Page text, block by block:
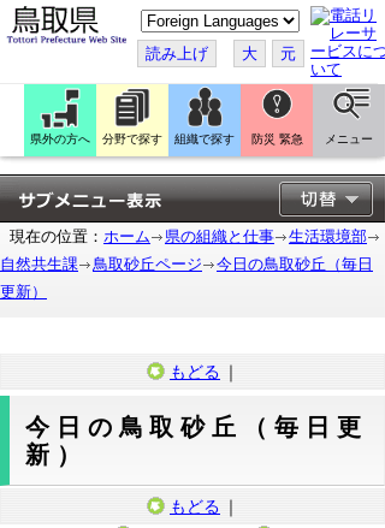
こ
の
ペ
ー
ジ
翻
訳
す
る
読み上げ 大 元
県外の方へ 分野で探す 組織で探す 防災 緊急 メニュー
現在の位置： ホーム 県の組織と仕事
生活環境部
自然共生課
鳥取砂丘ページ
今日の鳥取砂丘（毎日
更新）
もどる ｜
今日の鳥取砂丘（毎日更
新）
もどる ｜